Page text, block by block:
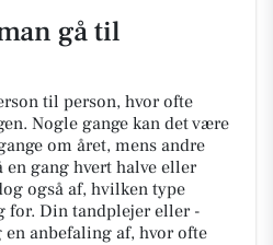
gå til
til person, hvor ofte
Nogle gange kan det være
om året, mens andre
en gang hvert halve eller
også af, hvilken type
for. Din tandplejer eller -
anbefaling af, hvor ofte